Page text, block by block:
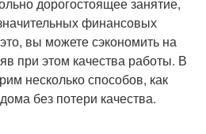
финансовых
вы можете сэкономить на
при этом качества работы. В
несколько способов, как
без потери качества.